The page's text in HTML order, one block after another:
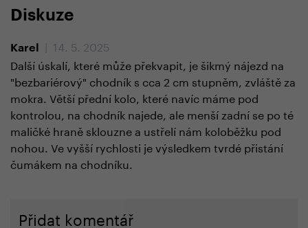
Diskuze
Karel
| 14. 5. 2025
Další úskalí, které může překvapit, je šikmý nájezd na
"bezbariérový" chodník s cca 2 cm stupněm, zvláště za
mokra. Větší přední kolo, které navíc máme pod
kontrolou, na chodník najede, ale menší zadní se po té
maličké hraně sklouzne a ustřelí nám koloběžku pod
nohou. Ve vyšší rychlosti je výsledkem tvrdé přistání
čumákem na chodníku.
Přidat komentář